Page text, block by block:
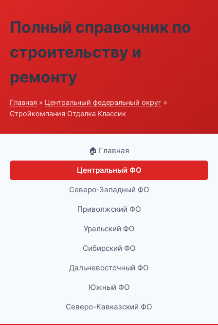
Полный справочник по
строительству и
ремонту
Главная » Центральный федеральный округ »
Стройкомпания Отделка Классик
🏠 Главная
Центральный ФО
Северо-Западный ФО
Приволжский ФО
Уральский ФО
Сибирский ФО
Дальневосточный ФО
Южный ФО
Северо-Кавказский ФО